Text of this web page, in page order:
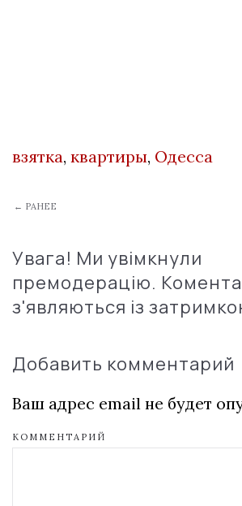
взятка, квартиры, Одесса
← РАНЕЕ
Увага! Ми увімкнули
премодерацію.
з'являються із
Добавить комментарий
Ваш адрес email не будет
КОММЕНТАРИЙ